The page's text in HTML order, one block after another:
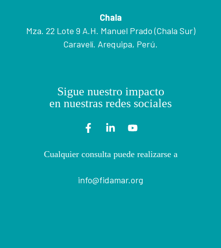
Chala
Mza. 22 Lote 9 A.H. Manuel Prado (Chala Sur)
Caravelí. Arequipa, Perú.
Sigue nuestro impacto
en nuestras redes sociales
Cualquier consulta puede realizarse a
info@fidamar.org